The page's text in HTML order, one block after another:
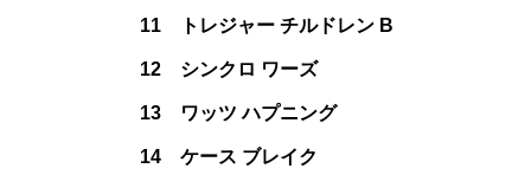
11 トレジャー チルドレン B
12 シンクロ ワーズ
13 ワッツ ハプニング
14 ケース ブレイク